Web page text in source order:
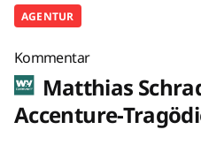
AGENTUR
Kommentar
Matthias
Accenture-